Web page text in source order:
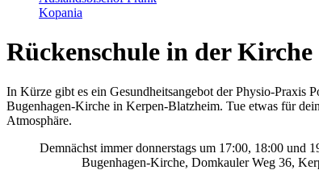
Kopania
Rückenschule in der Kirche
In Kürze gibt es ein Gesundheitsangebot der Physio-Praxis
Bugenhagen-Kirche in Kerpen-Blatzheim. Tue etwas für
Atmosphäre.
Demnächst immer donnerstags um 17:00, 18:00 und
Bugenhagen-Kirche, Domkauler Weg 36,